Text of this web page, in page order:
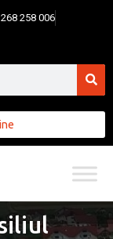
258 006